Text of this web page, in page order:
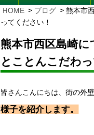
HOME ブログ
熊本市
ってください！
熊本市西区島崎
とことんこだわ
皆さんこんにちは、街の外
様子を紹介します。